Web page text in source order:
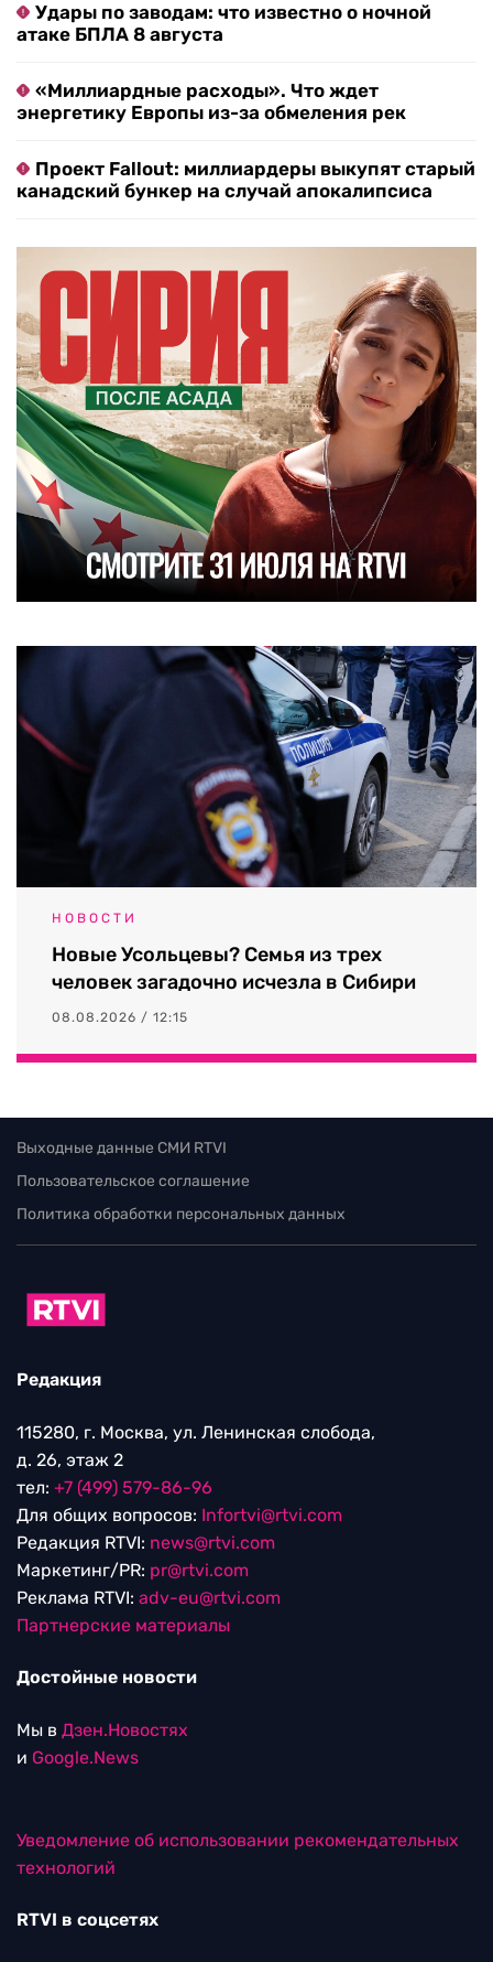
Удары по заводам: что известно о ночной
атаке БПЛА 8 августа
«Миллиардные расходы». Что ждет
энергетику Европы из-за обмеления рек
Проект Fallout: миллиардеры выкупят старый
канадский бункер на случай апокалипсиса
НОВОСТИ
Новые Усольцевы? Семья из трех
человек загадочно исчезла в Сибири
08.08.2026 / 12:15
Выходные данные СМИ RTVI
Пользовательское соглашение
Политика обработки персональных данных
Редакция
115280, г. Москва, ул. Ленинская слобода,
д. 26, этаж 2
тел: +7 (499) 579-86-96
Для общих вопросов: Infortvi@rtvi.com
Редакция RTVI: news@rtvi.com
Маркетинг/PR: pr@rtvi.com
Реклама RTVI: adv-eu@rtvi.com
Партнерские материалы
Достойные новости
Мы в Дзен.Новостях
и Google.News
Уведомление об использовании рекомендательных
технологий
RTVI в соцсетях